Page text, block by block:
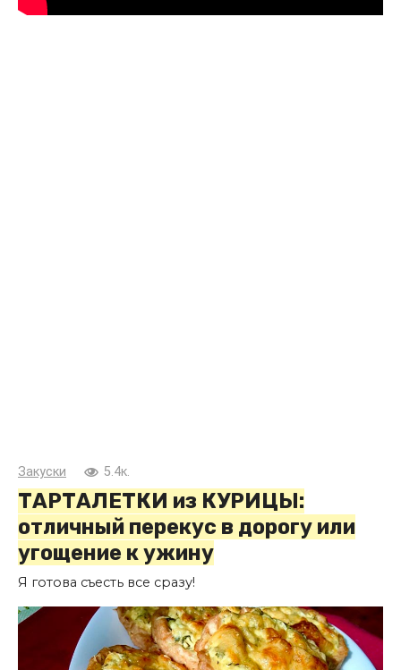
Закуски 5.4к.
ТАРТАЛЕТКИ из КУРИЦЫ:
отличный перекус в дорогу или
угощение к ужину
Я готова съесть все сразу!